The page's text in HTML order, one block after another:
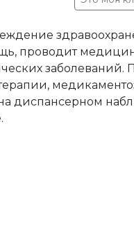
проводит
заболеваний.
диспансерном